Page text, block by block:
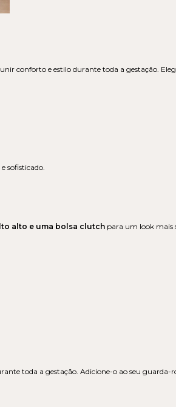
conforto e estilo durante toda a gestação.
sofisticado.
alto e uma bolsa clutch para um look mais
toda a gestação. Adicione-o ao seu